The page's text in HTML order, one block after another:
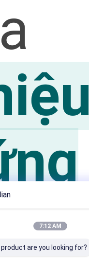
7:12 AM
are you looking for?